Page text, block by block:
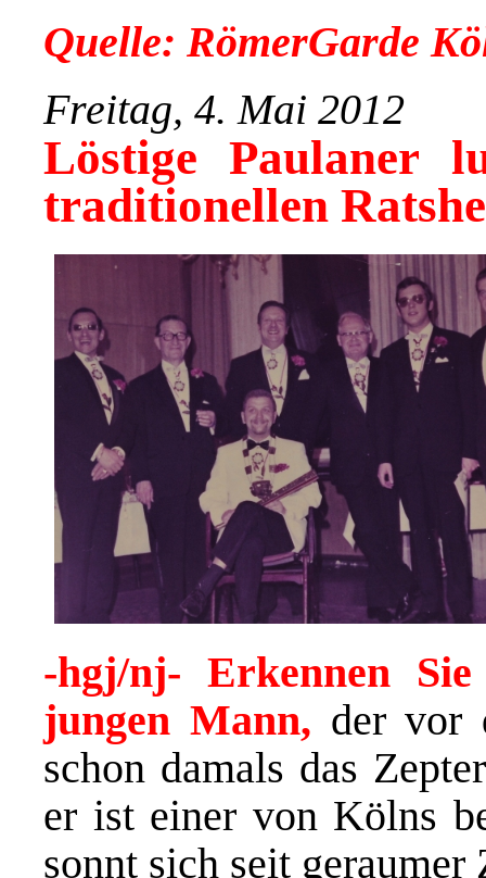
Quelle: RömerGarde
Freitag, 4. Mai 2012
Löstige Paulaner
traditionellen
-hgj/nj- Erkennen
jungen Mann, der vor
schon damals das
er ist einer von Kölns
sonnt sich seit